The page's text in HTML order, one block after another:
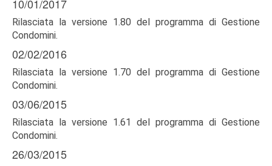
10/01/2017
Rilasciata la versione 1.80 del programma di Gestione
Condomini.
02/02/2016
Rilasciata la versione 1.70 del programma di Gestione
Condomini.
03/06/2015
Rilasciata la versione 1.61 del programma di Gestione
Condomini.
26/03/2015